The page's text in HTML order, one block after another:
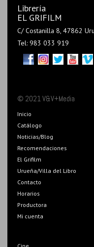
Librería
EL GRIFILM
C/ Costanilla 8, 47862
Tel: 983 033 919
© 2021 V&V+Media
Inicio
Catálogo
Noticias/Blog
Recomendaciones
El Grifilm
Urueña/Villa del Libro
Contacto
Horarios
Productora
Mi cuenta
Cine